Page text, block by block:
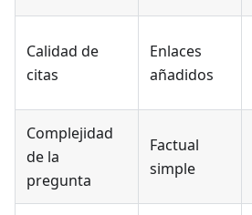
Calidad de
citas
Enlaces
añadidos
Complejidad
de la
pregunta
Factual
simple